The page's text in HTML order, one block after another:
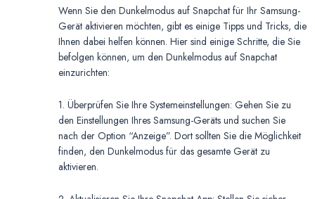
Wenn Sie den Dunkelmodus auf Snapchat für Ihr Samsung-
Gerät aktivieren möchten, gibt es einige Tipps und Tricks, die
Ihnen dabei helfen können. Hier sind einige Schritte, die Sie
befolgen können, um den Dunkelmodus auf Snapchat
einzurichten:
1. Überprüfen Sie Ihre Systemeinstellungen: Gehen Sie zu
den Einstellungen Ihres Samsung-Geräts und suchen Sie
nach der Option “Anzeige”. Dort sollten Sie die Möglichkeit
finden, den Dunkelmodus für das gesamte Gerät zu
aktivieren.